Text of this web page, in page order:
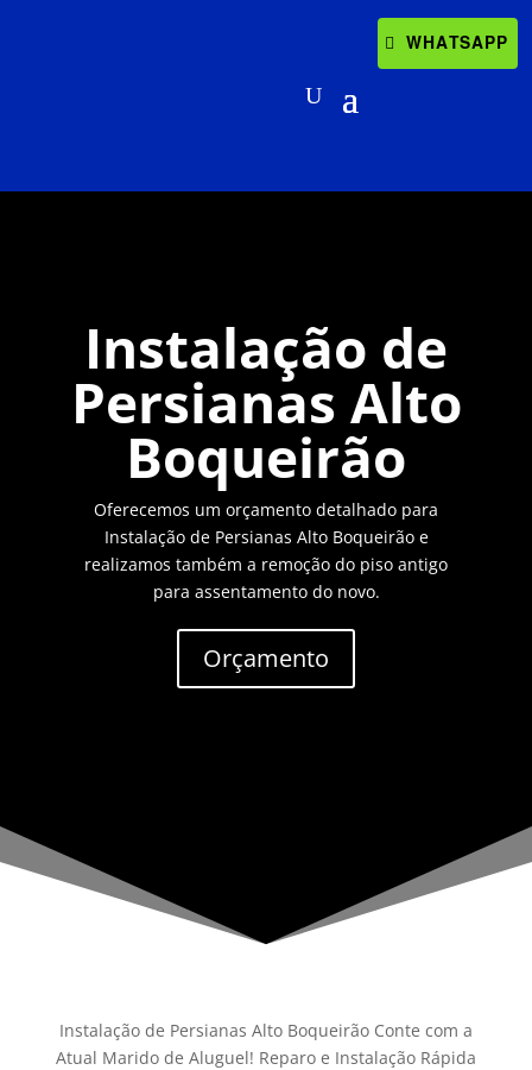
WHATSAPP
Instalação de
Persianas Alto
Boqueirão
Oferecemos um orçamento detalhado para
Instalação de Persianas Alto Boqueirão e
realizamos também a remoção do piso antigo
para assentamento do novo.
Orçamento
Instalação de Persianas Alto Boqueirão Conte com a
Atual Marido de Aluguel! Reparo e Instalação Rápida